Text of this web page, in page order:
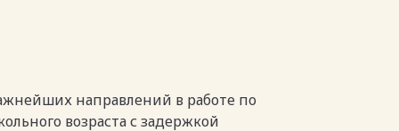
с ЗПР 23
исследования 27
направлений в работе по
возраста с задержкой